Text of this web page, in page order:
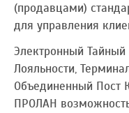
(продавцами)
для управления
Электронный
Лояльности,
Объединенный Пост
ПРОЛАН